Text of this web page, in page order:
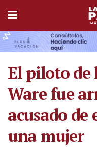
El piloto de
Ware fue
acusado
una mujer